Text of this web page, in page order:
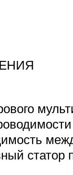
статор